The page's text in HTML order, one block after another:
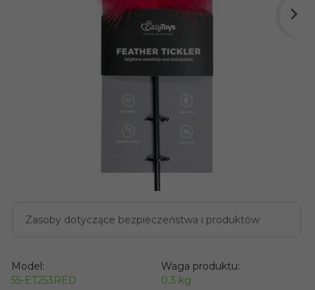
Zasoby dotyczące bezpieczeństwa i produktów
Model:
55-ET253RED
Waga produktu:
0.3 kg